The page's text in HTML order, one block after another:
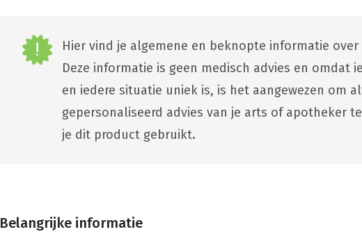
Hier vind je algemene en beknopte informatie
Deze informatie is geen medisch advies en omdat
en iedere situatie uniek is, is het aangewezen om
gepersonaliseerd advies van je arts of apotheker
je dit product gebruikt.
Belangrijke informatie